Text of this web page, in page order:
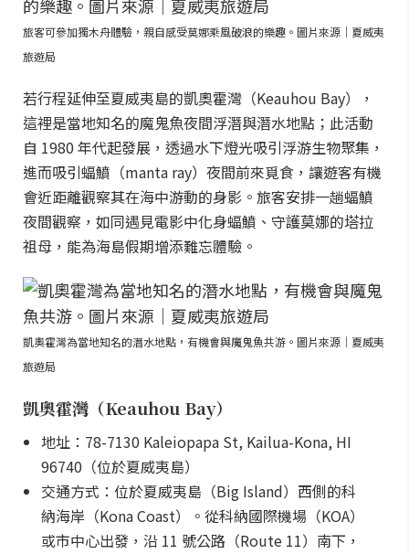
旅客可參加獨木舟體驗，親自感受莫娜乘風破浪的樂趣。圖片來源｜夏威夷
旅遊局
若行程延伸至夏威夷島的凱奧霍灣（Keauhou Bay），
這裡是當地知名的魔鬼魚夜間浮潛與潛水地點；此活動
自 1980 年代起發展，透過水下燈光吸引浮游生物聚集，
進而吸引蝠鱝（manta ray）夜間前來覓食，讓遊客有機
會近距離觀察其在海中游動的身影。旅客安排一趟蝠鱝
夜間觀察，如同遇見電影中化身蝠鱝、守護莫娜的塔拉
祖母，能為海島假期增添難忘體驗。
凱奧霍灣為當地知名的潛水地點，有機會與魔鬼魚共游。圖片來源｜夏威夷
旅遊局
凱奧霍灣（Keauhou Bay）
地址：78-7130 Kaleiopapa St, Kailua-Kona, HI
96740（位於夏威夷島）
交通方式：位於夏威夷島（Big Island）西側的科
納海岸（Kona Coast）。從科納國際機場（KOA）
或市中心出發，沿 11 號公路（Route 11）南下，